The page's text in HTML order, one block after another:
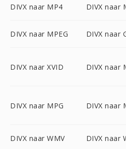
DIVX naar MP4 DIVX naar
DIVX naar MPEG DIVX naar
DIVX naar XVID DIVX naar
DIVX naar MPG DIVX naar
DIVX naar WMV DIVX naar